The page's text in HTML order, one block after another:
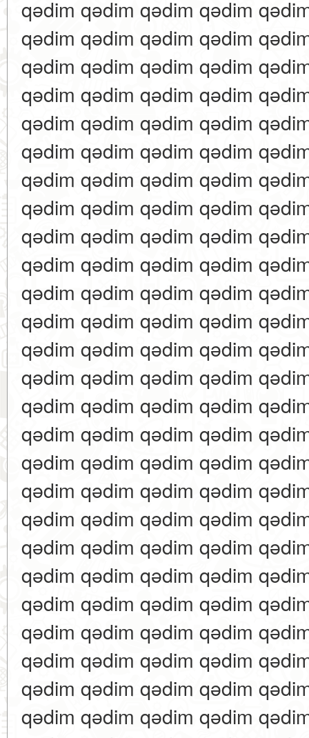
qədim qədim qədim qədim
qədim qədim qədim qədim
qədim qədim qədim qədim
qədim qədim qədim qədim
qədim qədim qədim qədim
qədim qədim qədim qədim
qədim qədim qədim qədim
qədim qədim qədim qədim
qədim qədim qədim qədim
qədim qədim qədim qədim
qədim qədim qədim qədim
qədim qədim qədim qədim
qədim qədim qədim qədim
qədim qədim qədim qədim
qədim qədim qədim qədim
qədim qədim qədim qədim
qədim qədim qədim qədim
qədim qədim qədim qədim
qədim qədim qədim qədim
qədim qədim qədim qədim
qədim qədim qədim qədim
qədim qədim qədim qədim
qədim qədim qədim qədim
qədim qədim qədim qədim
qədim qədim qədim qədim
qədim qədim qədim qədim